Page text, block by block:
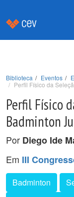
Biblioteca Eventos
Perfil Físico da
Perfil Físico
Badminton
Por Diego Ide
Em III
Badminton